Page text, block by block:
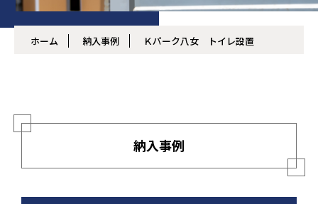
ホーム 納入事例 Ｋパーク八女 トイレ設置
納入事例